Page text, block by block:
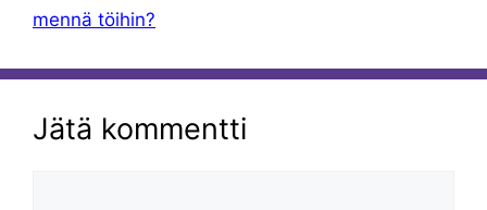
mennä töihin?
Jätä kommentti